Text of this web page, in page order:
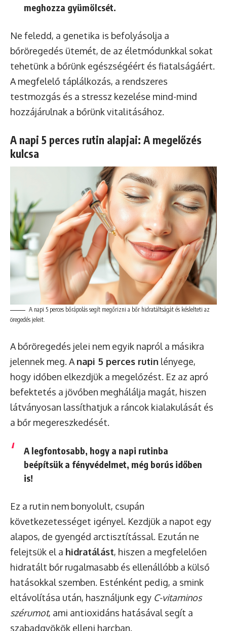
meghozza gyümölcsét.
Ne feledd, a genetika is befolyásolja a
bőröregedés ütemét, de az életmódunkkal sokat
tehetünk a bőrünk egészségéért és fiatalságáért.
A megfelelő táplálkozás, a rendszeres
testmozgás és a stressz kezelése mind-mind
hozzájárulnak a bőrünk vitalitásához.
A napi 5 perces rutin alapjai: A megelőzés
kulcsa
A napi 5 perces bőrápolás segít megőrizni a bőr hidratáltságát és késlelteti az
öregedés jeleit.
A bőröregedés jelei nem egyik napról a másikra
jelennek meg. A napi 5 perces rutin lényege,
hogy időben elkezdjük a megelőzést. Ez az apró
befektetés a jövőben meghálálja magát, hiszen
látványosan lassíthatjuk a ráncok kialakulását és
a bőr megereszkedését.
A legfontosabb, hogy a napi rutinba
beépítsük a fényvédelmet, még borús időben
is!
Ez a rutin nem bonyolult, csupán
következetességet igényel. Kezdjük a napot egy
alapos, de gyengéd arctisztítással. Ezután ne
felejtsük el a hidratálást, hiszen a megfelelően
hidratált bőr rugalmasabb és ellenállóbb a külső
hatásokkal szemben. Esténként pedig, a smink
eltávolítása után, használjunk egy C-vitaminos
szérumot, ami antioxidáns hatásával segít a
szabadgyökök elleni harcban.